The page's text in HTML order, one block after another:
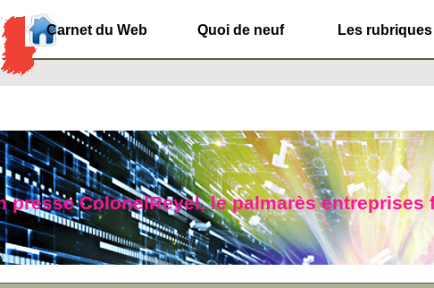
Carnet du Web Quoi de neuf Les rubriques
presse ColonelReyel, le palmarès entreprises